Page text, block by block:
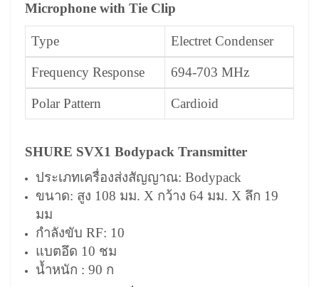
Microphone with Tie Clip
Type Electret Condenser
Frequency Response 694-703 MHz
Polar Pattern Cardioid
SHURE SVX1 Bodypack Transmitter
ประเภทเครื่องส่งสัญญาณ: Bodypack
ขนาด: สูง 108 มม. X กว้าง 64 มม. X ลึก 19
มม
กำลังขับ RF: 10
แบตอึด 10 ชม
น้ำหนัก : 90 ก